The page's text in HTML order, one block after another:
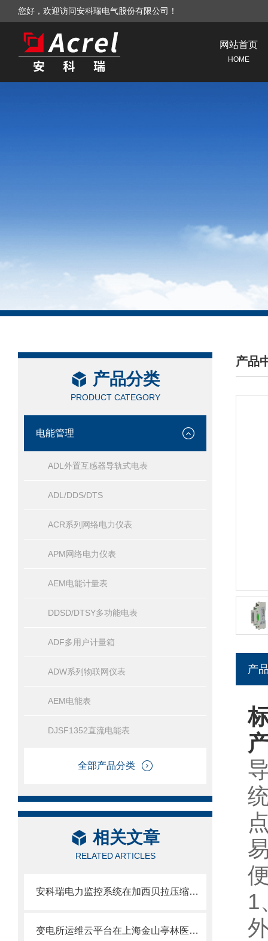
您好，欢迎访问安科瑞电气股份有限公司！
网站首页
HOME
产品分类
PRODUCT CATEGORY
电能管理
ADL外置互感器导轨式电表
ADL/DDS/DTS
ACR系列网络电力仪表
APM网络电力仪表
AEM电能计量表
DDSD/DTSY多功能电表
ADF多用户计量箱
ADW系列物联网仪表
AEM电能表
DJSF1352直流电能表
全部产品分类
相关文章
RELATED ARTICLES
安科瑞电力监控系统在加西贝拉压缩机有限公司科技大楼的应用
变电所运维云平台在上海金山亭林医院的设计与应用
产品
/
产
1